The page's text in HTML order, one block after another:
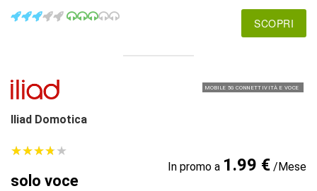
SCOPRI
MOBILE 5G CONNETTIVITÀ E VOCE
Iliad Domotica
★★★★★
★★★★★
solo voce
In promo a 1.99 €/Mese